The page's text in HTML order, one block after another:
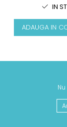
IN
ADAUGA IN